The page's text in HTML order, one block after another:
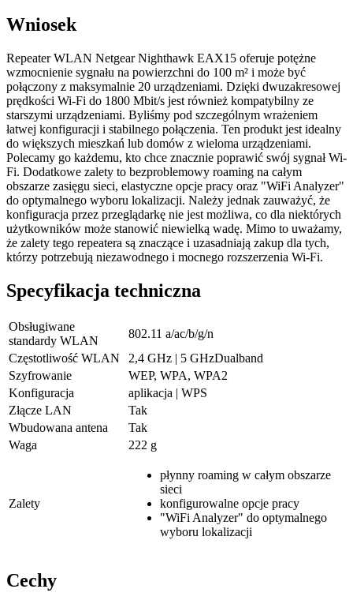
Wniosek
Repeater WLAN Netgear Nighthawk EAX15 oferuje potężne
wzmocnienie sygnału na powierzchni do 100 m² i może być
połączony z maksymalnie 20 urządzeniami. Dzięki dwuzakresowej
prędkości Wi-Fi do 1800 Mbit/s jest również kompatybilny ze
starszymi urządzeniami. Byliśmy pod szczególnym wrażeniem
łatwej konfiguracji i stabilnego połączenia. Ten produkt jest idealny
do większych mieszkań lub domów z wieloma urządzeniami.
Polecamy go każdemu, kto chce znacznie poprawić swój sygnał Wi-
Fi. Dodatkowe zalety to bezproblemowy roaming na całym
obszarze zasięgu sieci, elastyczne opcje pracy oraz "WiFi Analyzer"
do optymalnego wyboru lokalizacji. Należy jednak zauważyć, że
konfiguracja przez przeglądarkę nie jest możliwa, co dla niektórych
użytkowników może stanowić niewielką wadę. Mimo to uważamy,
że zalety tego repeatera są znaczące i uzasadniają zakup dla tych,
którzy potrzebują niezawodnego i mocnego rozszerzenia Wi-Fi.
Specyfikacja techniczna
Obsługiwane
standardy WLAN
802.11 a/ac/b/g/n
Częstotliwość WLAN
2,4 GHz | 5 GHzDualband
Szyfrowanie
WEP, WPA, WPA2
Konfiguracja
aplikacja | WPS
Złącze LAN
Tak
Wbudowana antena
Tak
Waga
222 g
Zalety
płynny roaming w całym obszarze
sieci
konfigurowalne opcje pracy
"WiFi Analyzer" do optymalnego
wyboru lokalizacji
Cechy